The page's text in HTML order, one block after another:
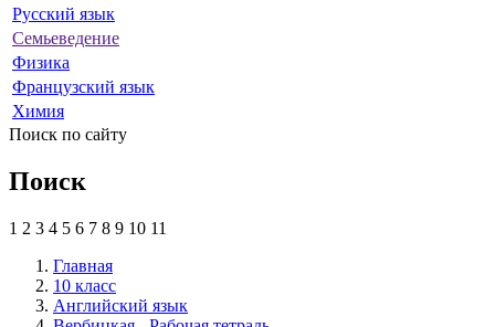
Русский язык
Семьеведение
Физика
Французский язык
Химия
Поиск по сайту
Поиск
1 2 3 4 5 6 7 8 9 10 11
Главная
10 класс
Английский язык